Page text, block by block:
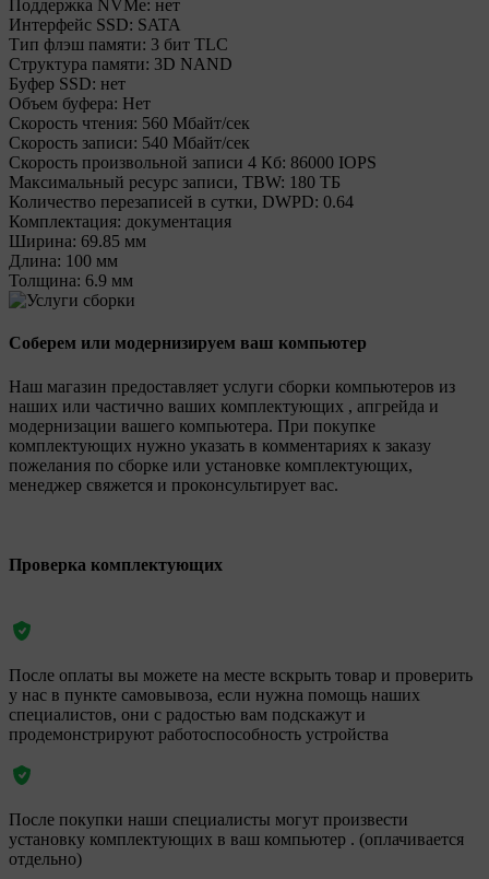
Поддержка NVMe: нет
Интерфейс SSD: SATA
Тип флэш памяти: 3 бит TLC
Структура памяти: 3D NAND
Буфер SSD: нет
Объем буфера: Нет
Cкорость чтения: 560 Мбайт/сек
Cкорость записи: 540 Мбайт/сек
Скорость произвольной записи 4 Кб: 86000 IOPS
Максимальный ресурс записи, TBW: 180 ТБ
Количество перезаписей в сутки, DWPD: 0.64
Комплектация: документация
Ширина: 69.85 мм
Длина: 100 мм
Толщина: 6.9 мм
Соберем или модернизируем ваш компьютер
Наш магазин предоставляет услуги сборки компьютеров из
наших или частично ваших комплектующих , апгрейда и
модернизации вашего компьютера. При покупке
комплектующих нужно указать в комментариях к заказу
пожелания по сборке или установке комплектующих,
менеджер свяжется и проконсультирует вас.
Проверка комплектующих
После оплаты вы можете на месте вскрыть товар и проверить
у нас в пункте самовывоза, если нужна помощь наших
специалистов, они с радостью вам подскажут и
продемонстрируют работоспособность устройства
После покупки наши специалисты могут произвести
установку комплектующих в ваш компьютер . (оплачивается
отдельно)